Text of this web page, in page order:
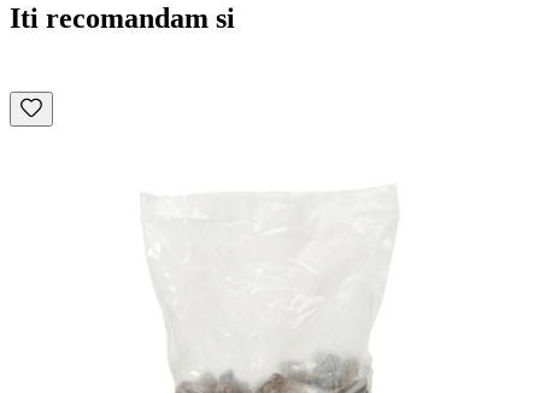
Iti recomandam si